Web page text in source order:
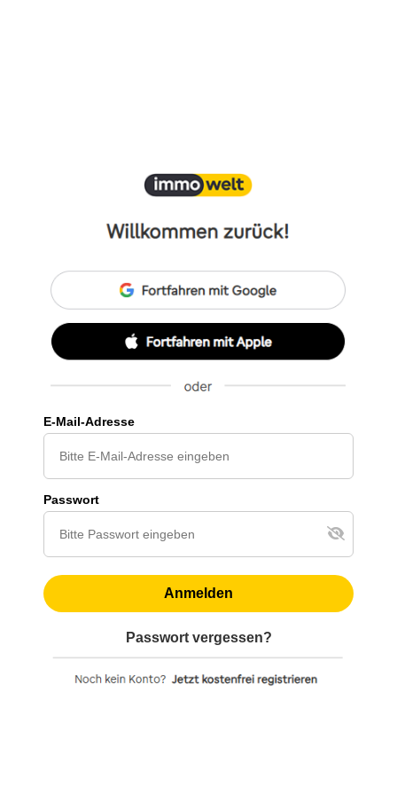
E-Mail-Adresse
Passwort
Anmelden
Passwort vergessen?